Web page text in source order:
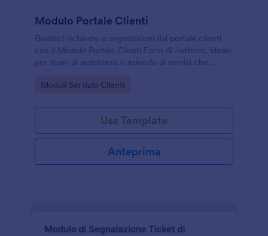
Modulo Portale Clienti
Gestisci richieste e segnalazioni dal portale clienti
con il Modulo Portale Clienti Form di Jotform, ideale
per team di assistenza e aziende di servizi che
modulo.
Go to Category:
Moduli Servizio Clienti
Usa Template
Anteprima